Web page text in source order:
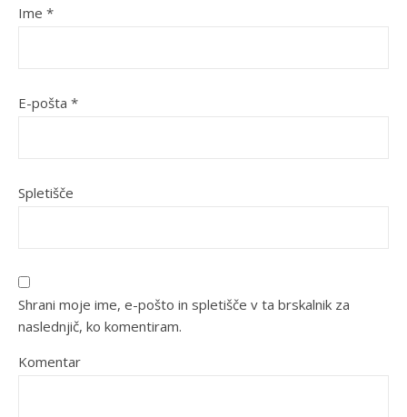
Ime *
E-pošta *
Spletišče
Shrani moje ime, e-pošto in spletišče v ta brskalnik za
naslednjič, ko komentiram.
Komentar